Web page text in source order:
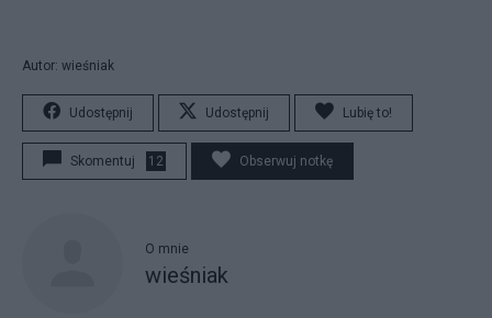
Autor: wieśniak
Udostępnij Udostępnij Lubię to!
Skomentuj 12 Obserwuj notkę
O mnie
wieśniak